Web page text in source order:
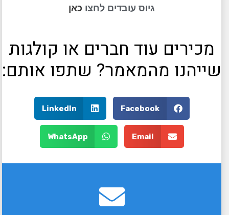
גיוס עובדים לחצו כאן
מכירים עוד חברים או קולגות
שייהנו מהמאמר? שתפו אותם:
Facebook
LinkedIn
Email
WhatsApp